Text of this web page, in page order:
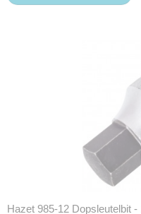
Hazet 985-12 Dopsleutelbit